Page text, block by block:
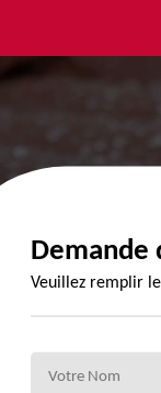
Demande
Veuillez remplir